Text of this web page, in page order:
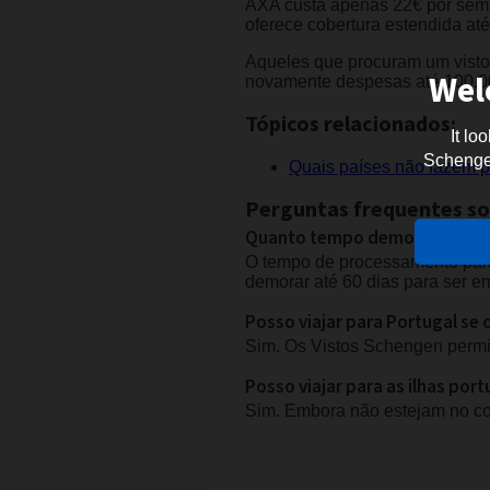
It
AXA custa apenas 22€ por
oferece cobertura estendida
Aqueles que procuram um
novamente despesas até
Tópicos relacionados:
Quais países não fazem
Perguntas frequentes
Quanto tempo demora a
O tempo de processamento
demorar até 60 dias para ser
Posso viajar para Portugal se
Sim. Os Vistos Schengen
Posso viajar para as ilhas
Sim. Embora não estejam no